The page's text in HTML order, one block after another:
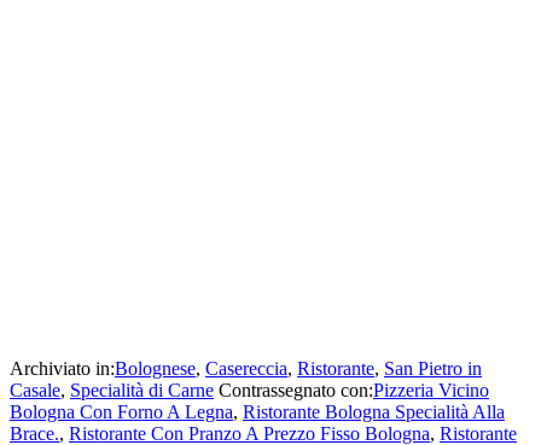
Archiviato in:Bolognese, Casereccia, Ristorante, San Pietro in
Casale, Specialità di Carne Contrassegnato con:Pizzeria Vicino
Bologna Con Forno A Legna, Ristorante Bologna Specialità Alla
Brace., Ristorante Con Pranzo A Prezzo Fisso Bologna, Ristorante